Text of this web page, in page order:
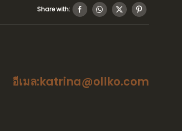
Share with:
อีเมล:katrina@ollko.com